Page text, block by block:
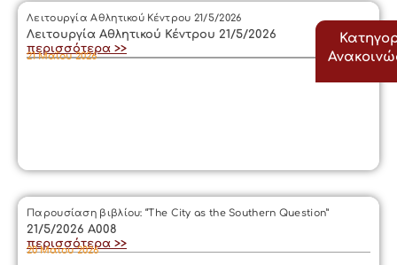
Λειτουργία Αθλητικού Κέντρου 21/5/2026
Λειτουργία Αθλητικού Κέντρου 21/5/2026
περισσότερα >>
21 Μαΐου 2026
Παρουσίαση βιβλίου: “The City as the Southern Question”
21/5/2026 A008
περισσότερα >>
20 Μαΐου 2026